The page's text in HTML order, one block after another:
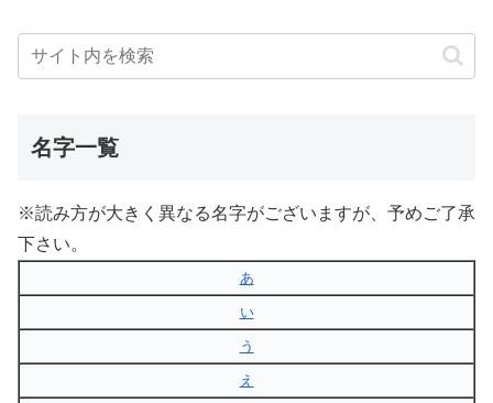
名字一覧
※読み方が大きく異なる名字がございますが、予めご了承
下さい。
あ
い
う
え